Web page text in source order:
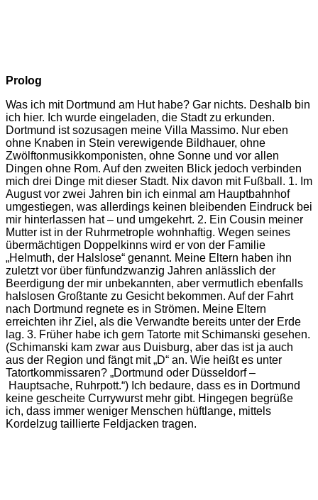
Prolog
Was ich mit Dortmund am Hut habe? Gar nichts. Deshalb bin
ich hier. Ich wurde eingeladen, die Stadt zu erkunden.
Dortmund ist sozusagen meine Villa Massimo. Nur eben
ohne Knaben in Stein verewigende Bildhauer, ohne
Zwölftonmusikkomponisten, ohne Sonne und vor allen
Dingen ohne Rom. Auf den zweiten Blick jedoch verbinden
mich drei Dinge mit dieser Stadt. Nix davon mit Fußball. 1. Im
August vor zwei Jahren bin ich einmal am Hauptbahnhof
umgestiegen, was allerdings keinen bleibenden Eindruck bei
mir hinterlassen hat – und umgekehrt. 2. Ein Cousin meiner
Mutter ist in der Ruhrmetrople wohnhaftig. Wegen seines
übermächtigen Doppelkinns wird er von der Familie
„Helmuth, der Halslose“ genannt. Meine Eltern haben ihn
zuletzt vor über fünfundzwanzig Jahren anlässlich der
Beerdigung der mir unbekannten, aber vermutlich ebenfalls
halslosen Großtante zu Gesicht bekommen. Auf der Fahrt
nach Dortmund regnete es in Strömen. Meine Eltern
erreichten ihr Ziel, als die Verwandte bereits unter der Erde
lag. 3. Früher habe ich gern Tatorte mit Schimanski gesehen.
(Schimanski kam zwar aus Duisburg, aber das ist ja auch
aus der Region und fängt mit „D“ an. Wie heißt es unter
Tatortkommissaren? „Dortmund oder Düsseldorf –
Hauptsache, Ruhrpott.“) Ich bedaure, dass es in Dortmund
keine gescheite Currywurst mehr gibt. Hingegen begrüße
ich, dass immer weniger Menschen hüftlange, mittels
Kordelzug taillierte Feldjacken tragen.